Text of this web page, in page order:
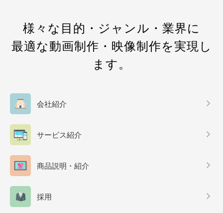
様々な目的・ジャンル・業界に
最適な動画制作・映像制作を実現し
ます。
会社紹介
サービス紹介
商品説明・紹介
採用